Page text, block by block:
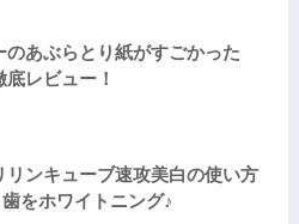
のあぶらとり紙がすごかった
レビュー！
リンキューブ速攻美白の使い方
をホワイトニング♪